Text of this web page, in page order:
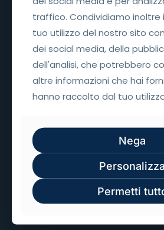
AI, Video
Video tutorial con
formazione e assistenza
Presentazioni digitali
traffico. Condividiamo inoltre
tuo utilizzo del nostro sito
dei social media, della
dell'analisi, che potrebbero
altre informazioni che hai
hanno raccolto dal tuo
Nega
Personalizza
Permetti
traffico. Condividiamo inoltre
tuo utilizzo del nostro sito
dei social media, della
dell'analisi, che potrebbero
altre informazioni che hai
hanno raccolto dal tuo
Nega
Personalizza
Permetti